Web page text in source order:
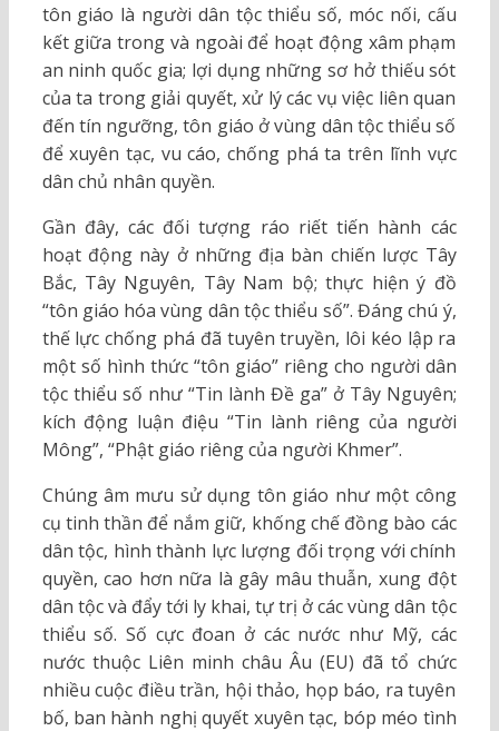
tôn giáo là người dân tộc thiểu số, móc nối, cấu
kết giữa trong và ngoài để hoạt động xâm phạm
an ninh quốc gia; lợi dụng những sơ hở thiếu sót
của ta trong giải quyết, xử lý các vụ việc liên quan
đến tín ngưỡng, tôn giáo ở vùng dân tộc thiểu số
để xuyên tạc, vu cáo, chống phá ta trên lĩnh vực
dân chủ nhân quyền.
Gần đây, các đối tượng ráo riết tiến hành các
hoạt động này ở những địa bàn chiến lược Tây
Bắc, Tây Nguyên, Tây Nam bộ; thực hiện ý đồ
“tôn giáo hóa vùng dân tộc thiểu số”. Đáng chú ý,
thế lực chống phá đã tuyên truyền, lôi kéo lập ra
một số hình thức “tôn giáo” riêng cho người dân
tộc thiểu số như “Tin lành Đề ga” ở Tây Nguyên;
kích động luận điệu “Tin lành riêng của người
Mông”, “Phật giáo riêng của người Khmer”.
Chúng âm mưu sử dụng tôn giáo như một công
cụ tinh thần để nắm giữ, khống chế đồng bào các
dân tộc, hình thành lực lượng đối trọng với chính
quyền, cao hơn nữa là gây mâu thuẫn, xung đột
dân tộc và đẩy tới ly khai, tự trị ở các vùng dân tộc
thiểu số. Số cực đoan ở các nước như Mỹ, các
nước thuộc Liên minh châu Âu (EU) đã tổ chức
nhiều cuộc điều trần, hội thảo, họp báo, ra tuyên
bố, ban hành nghị quyết xuyên tạc, bóp méo tình